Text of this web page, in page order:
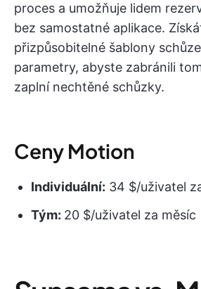
proces a umožňuje lidem
bez samostatné aplikace.
přizpůsobitelné šablony
parametry, abyste zabránili
zaplní nechtěné schůzky.
Ceny Motion
Individuální: 34 $/uživatel
Tým: 20 $/uživatel za měsíc